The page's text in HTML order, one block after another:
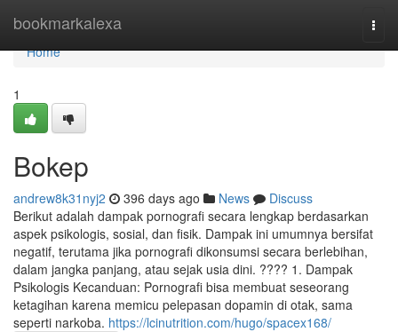
bookmarkalexa
Home
Home
1
Bokep
andrew8k31nyj2 396 days ago News
Discuss
Berikut adalah dampak pornografi secara lengkap berdasarkan
aspek psikologis, sosial, dan fisik. Dampak ini umumnya bersifat
negatif, terutama jika pornografi dikonsumsi secara berlebihan,
dalam jangka panjang, atau sejak usia dini. ???? 1. Dampak
Psikologis Kecanduan: Pornografi bisa membuat seseorang
ketagihan karena memicu pelepasan dopamin di otak, sama
seperti narkoba. https://lcinutrition.com/hugo/spacex168/